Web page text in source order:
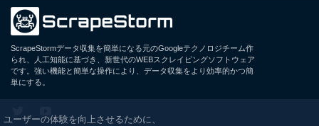
ScrapeStormデータ収集を簡単になる元のGoogleテクノロジチーム作
られ、人工知能に基づき、新世代のWEBスクレイピングソフトウェア
です。強い機能と簡単な操作により、データ収集をより効率的かつ簡
単にする。
ユーザーの体験を向上させるために、